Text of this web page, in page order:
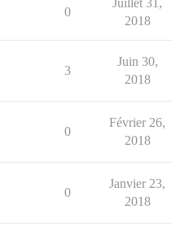
0
Juillet 31,
2018
3
Juin 30,
2018
0
Février 26,
2018
0
Janvier 23,
2018